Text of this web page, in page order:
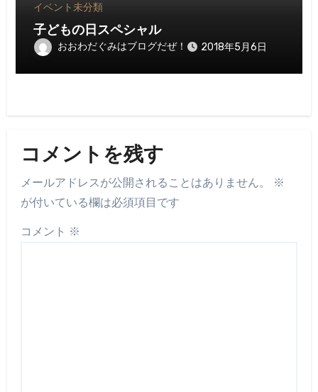
イベント未分類
子どもの日スペシャル
おおわだぐみはブログだぜ！ 2018年5月6日
コメントを残す
メールアドレスが公開されることはありません。
※
が付いている欄は必須項目です
コメント ※